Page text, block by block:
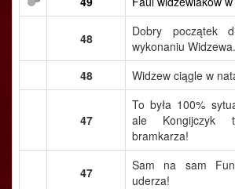
48
Dobry początek
wykonaniu Widzewa.
48
Widzew ciągle w
47
To była 100%
ale Kongijczyk
bramkarza!
47
Sam na sam
uderza!